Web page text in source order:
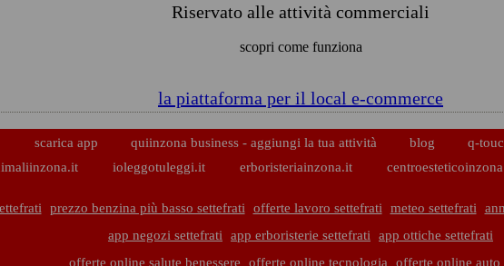
Riservato alle attività commerciali
scopri come funziona
la piattaforma per il local e-commerce
scarica app quiinzona business - aggiungi la tua attività blog
q-
ioleggotuleggi.it erboristeriainzona.it
prezzo benzina più basso settefrati offerte lavoro settefrati meteo settefrati
app negozi settefrati
app erboristerie settefrati
app ottiche settefrati
offerte online salute benessere
offerte online tecnologia offerte online auto